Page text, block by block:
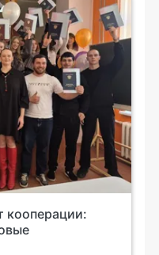
кооперации: